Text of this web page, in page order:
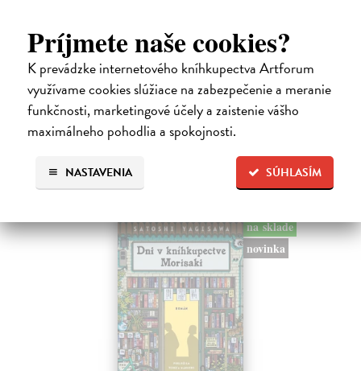
Príjmete naše cookies?
K prevádzke internetového kníhkupectva Artforum
využívame cookies slúžiace na zabezpečenie a meranie
funkčnosti, marketingové účely a zaistenie vášho
maximálneho pohodlia a spokojnosti.
SÚHLASÍM
NASTAVENIA
Murakami Haruki
Ty jsi to byla, kdo mi vyprávěl o tom městě. Město a jeho nejisté zdi –
dlouho očekávaný román Harukiho Murakamiho volně navazuje na
autorovu starší novelu z roku 1980 a tematicky se prolíná s jeho
kultovním…
Na sklade ?
32,85 € ?
na sklade
novinka